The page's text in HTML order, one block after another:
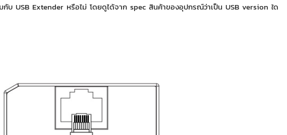
กับ USB Extender หรือไม่ โดยดูได้จาก spec สินค้าของอุปกรณ์ว่าเป็น USB version ใด